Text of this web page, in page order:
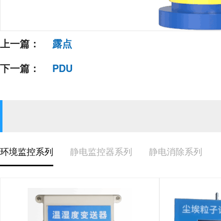
上一篇：
露点
下一篇：
PDU
环境监控系列 静电监控器系列 静电消除系列